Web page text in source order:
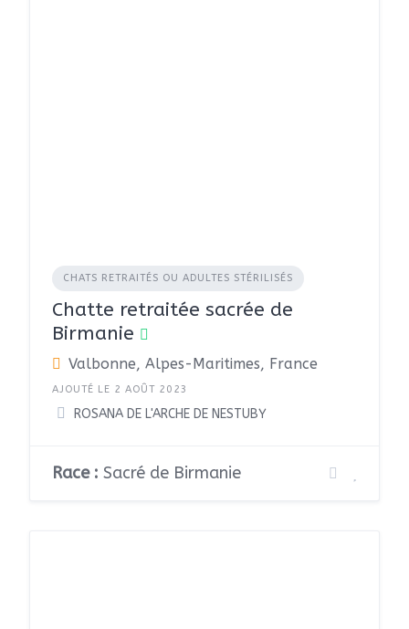
CHATS RETRAITÉS OU ADULTES STÉRILISÉS
Chatte retraitée sacrée de
Birmanie
Valbonne, Alpes-Maritimes, France
AJOUTÉ LE 2 AOÛT 2023
ROSANA DE L'ARCHE DE NESTUBY
Race : Sacré de Birmanie